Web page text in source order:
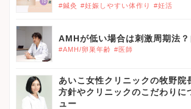
#鍼灸 #妊娠しやすい体作り #妊活
AMHが低い場合は刺激周期法？
#AMH/卵巣年齢 #医師
あいこ女性クリニックの牧野院
方針やクリニックのこだわりに
ュー